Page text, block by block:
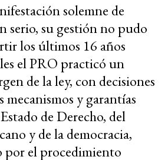
solemne de
serio, su gestión no pudo
los últimos 16 años
el PRO practicó un
de la ley, con decisiones
y garantías
de Derecho, del
y de la democracia,
por el procedimiento